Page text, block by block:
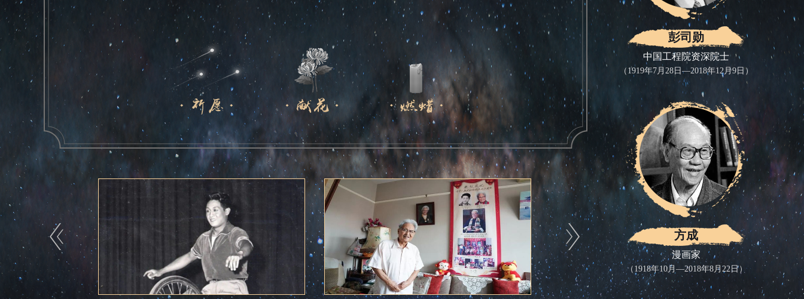
彭司勋
中国工程院资深院士
（1919年7月28日—2018年12月9日）
方成
漫画家
（1918年10月—2018年8月22日）